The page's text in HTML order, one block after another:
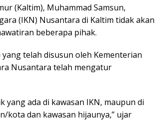
(Kaltim), Muhammad Samsun,
(IKN) Nusantara di Kaltim tidak akan
beberapa pihak.
telah disusun oleh Kementerian
Nusantara telah mengatur
yang ada di kawasan IKN, maupun di
kota dan kawasan hijaunya,” ujar